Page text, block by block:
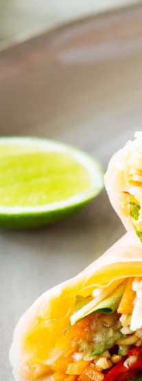
makumaailmat